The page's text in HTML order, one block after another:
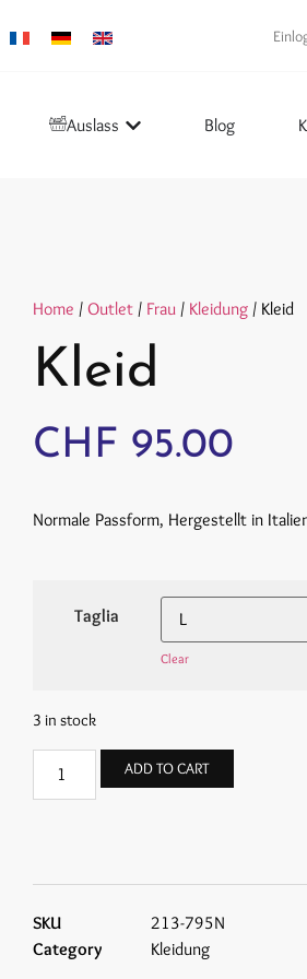
Auslass Blog
Home / Outlet / Frau / Kleidung / Kleid
Kleid
CHF 95.00
Normale Passform, Hergestellt in
Taglia
Clear
3 in stock
ADD TO CART
SKU
213-795N
Category
Kleidung